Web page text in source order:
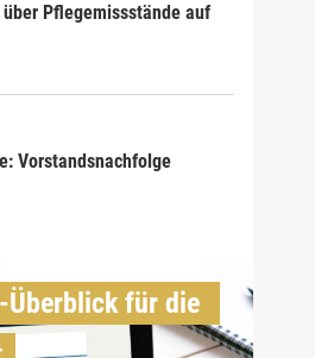
über Pflegemissstände auf
Vorstandsnachfolge
Überblick für die